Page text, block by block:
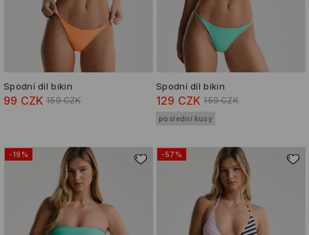
Spodní díl bikin
99 CZK 159 CZK
Spodní díl bikin
129 CZK 159 CZK
poslední kusy
-19% -57%